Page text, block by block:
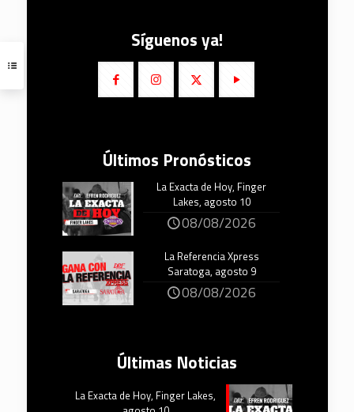
Síguenos ya!
Últimos Pronósticos
La Exacta de Hoy, Finger
Lakes, agosto 10
08/08/2026
La Referencia Xpress
Saratoga, agosto 9
08/08/2026
Últimas Noticias
La Exacta de Hoy, Finger Lakes,